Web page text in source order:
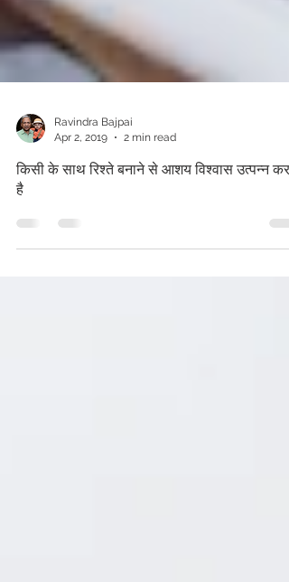
Ravindra Bajpai
Apr 2, 2019
2 min read
है